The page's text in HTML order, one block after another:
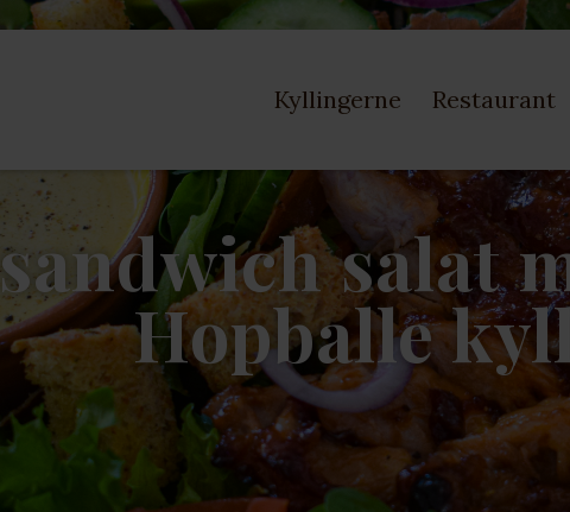
Kyllingerne Restaurant
salat
Hopballe